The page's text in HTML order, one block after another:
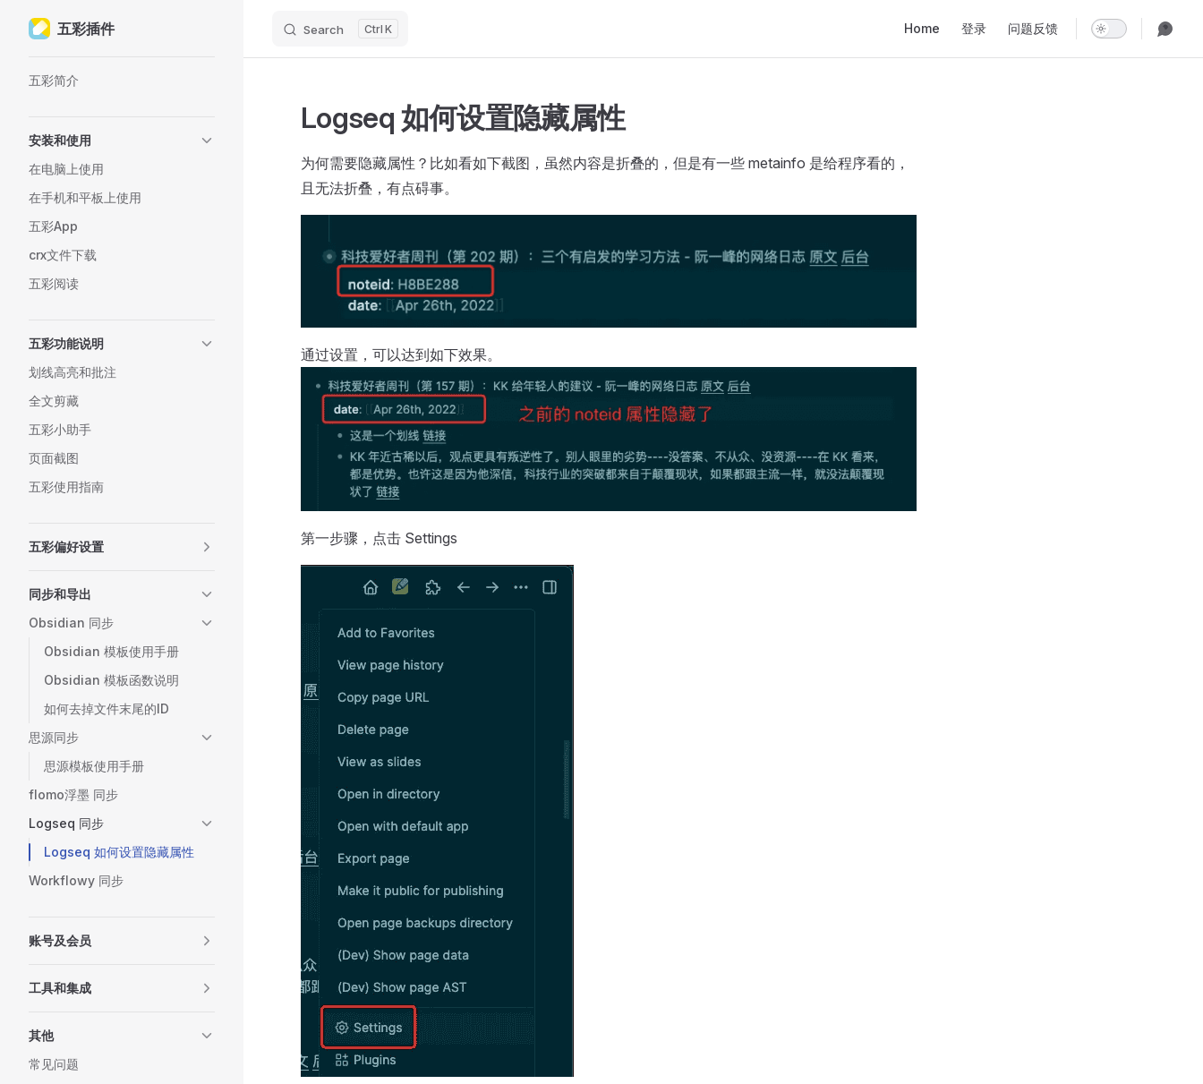
Skip to content
五彩插件 Search K Home 登录 问题反馈
五彩简介
安装和使用
在电脑上使用
在手机和平板上使用
五彩App
crx文件下载
五彩阅读
五彩功能说明
划线高亮和批注
全文剪藏
五彩小助手
页面截图
五彩使用指南
五彩偏好设置
同步和导出
Obsidian 同步
Obsidian 模板使用手册
Obsidian 模板函数说明
如何去掉文件末尾的ID
思源同步
思源模板使用手册
flomo浮墨 同步
Logseq 同步
Logseq 如何设置隐藏属性
Workflowy 同步
账号及会员
工具和集成
其他
常见问题
Logseq 如何设置隐藏属性
为何需要隐藏属性？比如看如下截图，虽然内容是折叠的，但是有一些 metainfo 是给程序看的，
且无法折叠，有点碍事。
通过设置，可以达到如下效果。
第一步骤，点击 Settings